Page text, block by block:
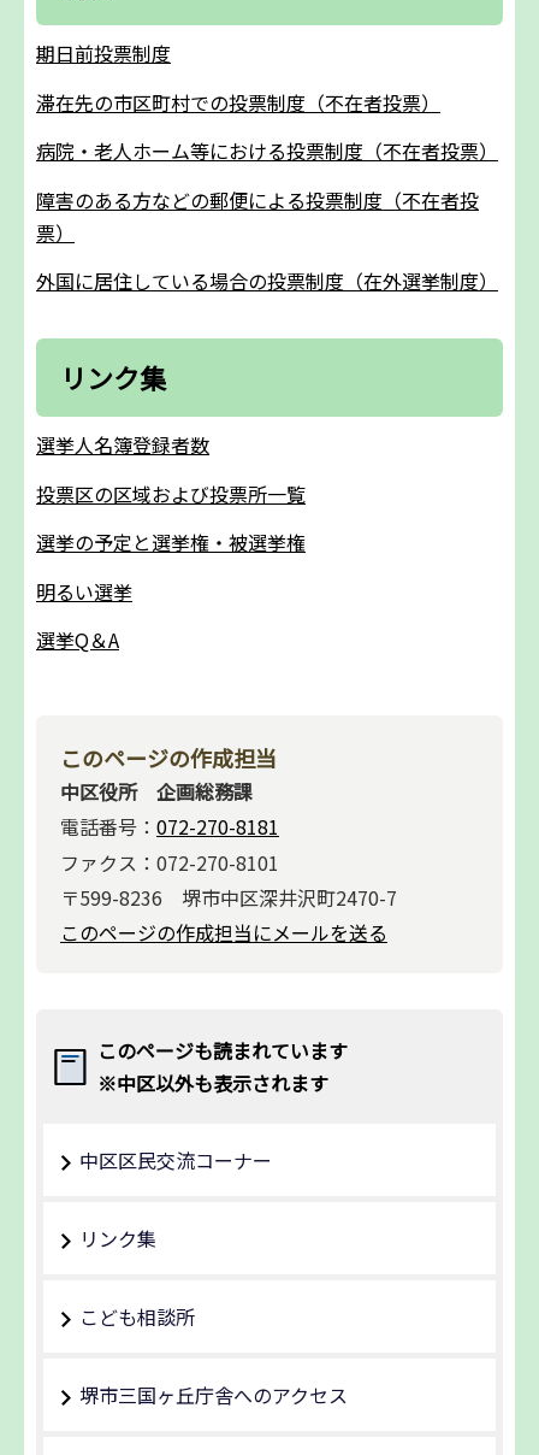
期日前投票制度
滞在先の市区町村での投票制度（不在者投票）
病院・老人ホーム等における投票制度（不在者投票）
障害のある方などの郵便による投票制度（不在者投
票）
外国に居住している場合の投票制度（在外選挙制度）
リンク集
選挙人名簿登録者数
投票区の区域および投票所一覧
選挙の予定と選挙権・被選挙権
明るい選挙
選挙Q＆A
このページの作成担当
中区役所 企画総務課
電話番号： 072-270-8181
ファクス：072-270-8101
〒599-8236 堺市中区深井沢町2470-7
このページの作成担当にメールを送る
このページも読まれています
※中区以外も表示されます
中区区民交流コーナー
リンク集
こども相談所
堺市三国ヶ丘庁舎へのアクセス